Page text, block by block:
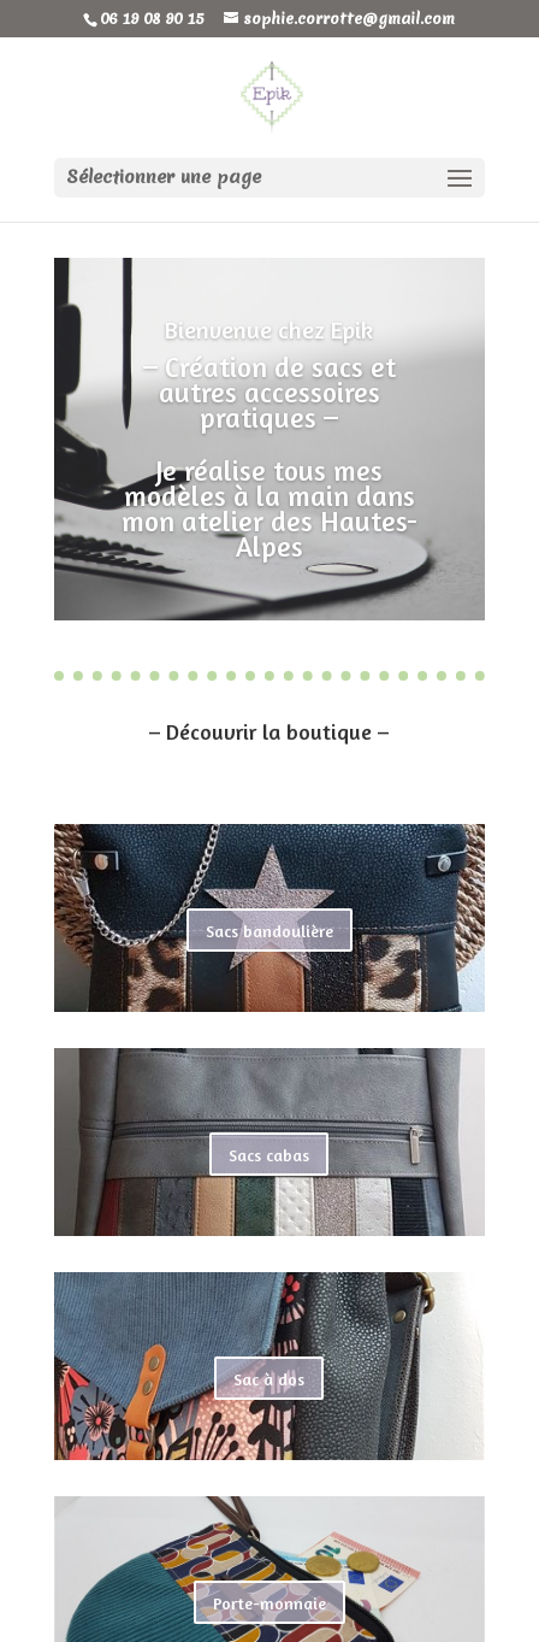
06 19 08 90 15 sophie.corrotte@gmail.com
Sélectionner une page
Bienvenue chez Epik
– Création de sacs et
autres accessoires
pratiques –
Je réalise tous mes
modèles à la main dans
mon atelier des Hautes-
Alpes
– Découvrir la boutique –
Sacs bandoulière
Sacs cabas
Sac à dos
Porte-monnaie